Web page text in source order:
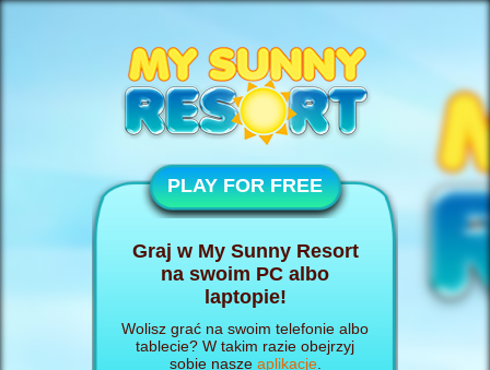
PLAY FOR FREE
Graj w My Sunny Resort
na swoim PC albo
laptopie!
Wolisz grać na swoim telefonie albo
tablecie? W takim razie obejrzyj
sobie nasze aplikacje.